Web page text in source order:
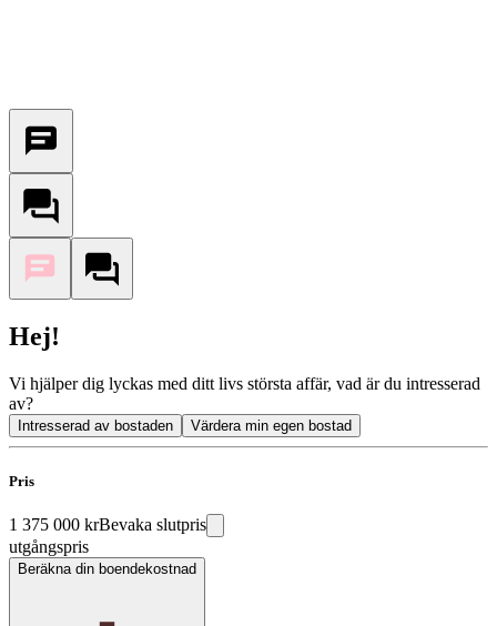
Hej!
Vi hjälper dig lyckas med ditt livs största affär, vad är du intresserad
av?
Intresserad av bostaden Värdera min egen bostad
Pris
1 375 000 krBevaka slutpris
utgångspris
Beräkna din boendekostnad